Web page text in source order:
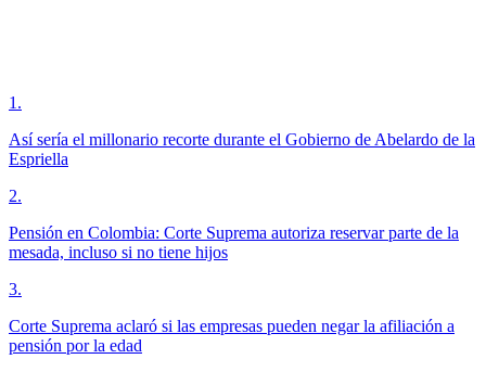
1 .
Así sería el millonario recorte durante el Gobierno de Abelardo de la
Espriella
2.
Pensión en Colombia: Corte Suprema autoriza reservar parte de la
mesada, incluso si no tiene hijos
3.
Corte Suprema aclaró si las empresas pueden negar la afiliación a
pensión por la edad